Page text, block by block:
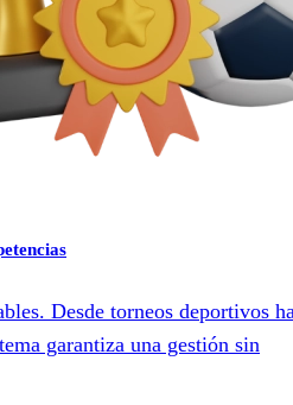
Desde torneos deportivos
garantiza una gestión sin